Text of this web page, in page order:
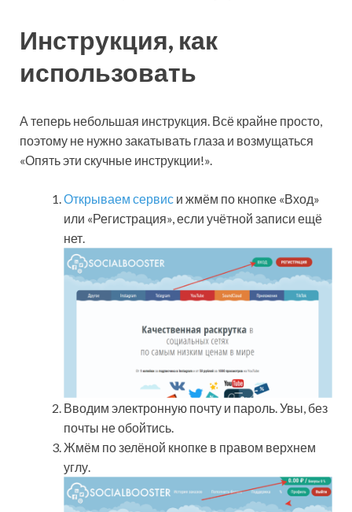
Инструкция, как
использовать
А теперь небольшая инструкция. Всё крайне просто,
поэтому не нужно закатывать глаза и возмущаться
«Опять эти скучные инструкции!».
Открываем сервис и жмём по кнопке «Вход»
или «Регистрация», если учётной записи ещё
нет.
Вводим электронную почту и пароль. Увы, без
почты не обойтись.
Жмём по зелёной кнопке в правом верхнем
углу.